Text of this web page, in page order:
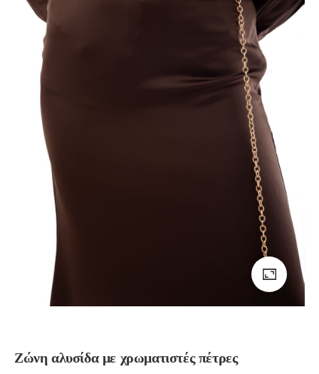
Ζώνη αλυσίδα με χρωματιστές πέτρες